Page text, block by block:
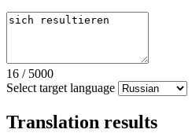
16 / 5000
Select target language
Translation results